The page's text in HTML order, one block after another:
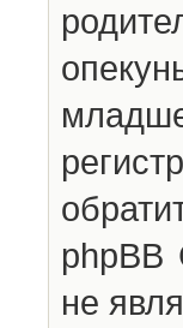
phpBB
не